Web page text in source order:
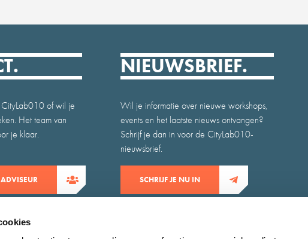
of wil je
Het team van
je klaar.
NIEUWSBRIEF.
Wil je informatie over nieuwe workshops,
events en het laatste nieuws ontvangen?
Schrijf je dan in voor de CityLab010-
nieuwsbrief.
SCHRIJF JE NU IN